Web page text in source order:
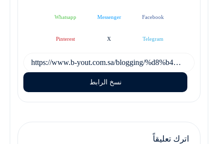
Facebook
Messenger
Whatsapp
Telegram
X
Pinterest
نسخ الرابط
اترك تعليقاً